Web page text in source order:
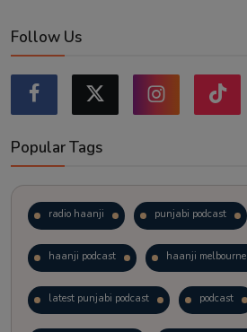
Follow Us
Popular Tags
radio haanji punjabi podcast
haanji podcast haanji melbourne
latest punjabi podcast podcast